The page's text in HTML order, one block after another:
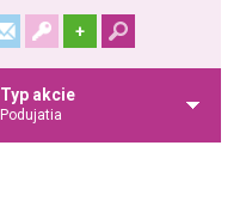
+
Typ akcie
Podujatia